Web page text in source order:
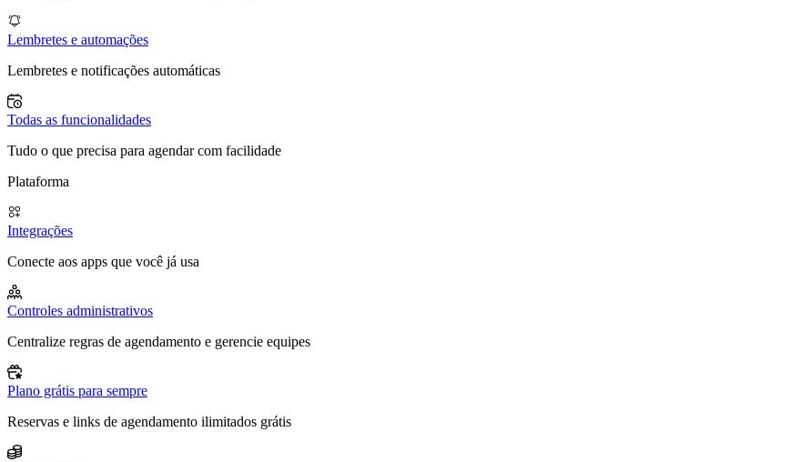
Lembretes e automações
Lembretes e notificações automáticas
Todas as funcionalidades
Tudo o que precisa para agendar com facilidade
Plataforma
Integrações
Conecte aos apps que você já usa
Controles administrativos
Centralize regras de agendamento e gerencie equipes
Plano grátis para sempre
Reservas e links de agendamento ilimitados grátis